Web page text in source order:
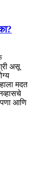
असू
मदत
आणि